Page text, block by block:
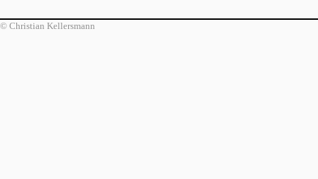
© Christian Kellersmann